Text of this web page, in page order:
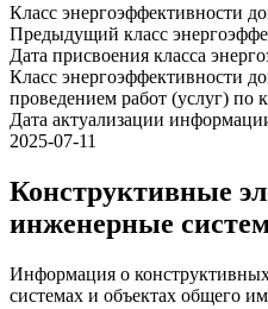
Класс энергоэффективности
Предыдущий класс
Дата присвоения класса
Класс энергоэффективности
проведением работ (услуг) по
Дата актуализации
2025-07-11
Конструктивные
инженерные
Информация о
системах и объектах общего